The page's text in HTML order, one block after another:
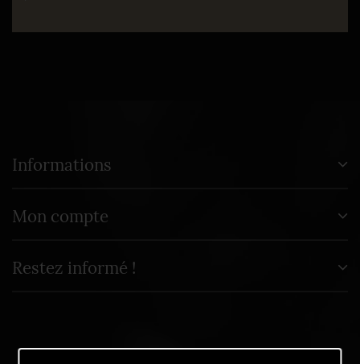
Informations
Mon compte
Restez informé !